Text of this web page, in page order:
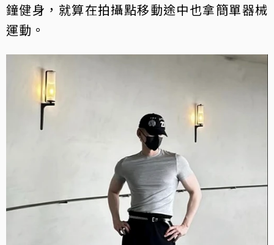
鐘健身，就算在拍攝點移動途中也拿簡單器械
運動。